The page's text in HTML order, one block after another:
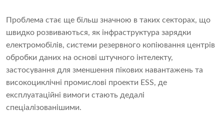
Проблема стає ще більш значною в таких секторах, що
швидко розвиваються, як інфраструктура зарядки
електромобілів, системи резервного копіювання центрів
обробки даних на основі штучного інтелекту,
застосування для зменшення пікових навантажень та
високоциклічні промислові проекти ESS, де
експлуатаційні вимоги стають дедалі
спеціалізованішими.